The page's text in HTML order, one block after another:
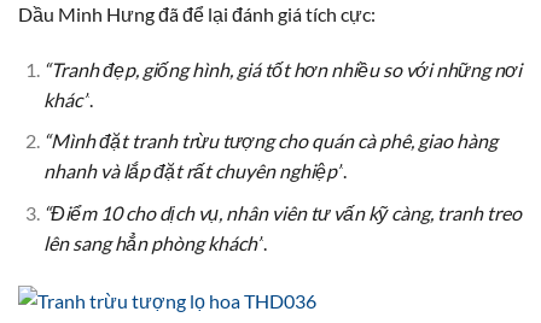
Dầu Minh Hưng đã để lại đánh giá tích cực:
“Tranh đẹp, giống hình, giá tốt hơn nhiều so với những nơi
khác”.
“Mình đặt tranh trừu tượng cho quán cà phê, giao hàng
nhanh và lắp đặt rất chuyên nghiệp”.
“Điểm 10 cho dịch vụ, nhân viên tư vấn kỹ càng, tranh treo
lên sang hẳn phòng khách”.